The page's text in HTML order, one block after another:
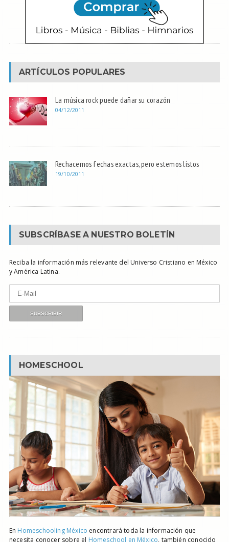
ARTÍCULOS POPULARES
La música rock puede dañar su corazón
04/12/2011
Rechacemos fechas exactas, pero estemos listos
19/10/2011
SUBSCRÍBASE A NUESTRO BOLETÍN
Reciba la información más relevante del Universo Cristiano en México
y América Latina.
HOMESCHOOL
En Homeschooling México encontrará toda la información que
necesita conocer sobre el Homeschool en México, también conocido